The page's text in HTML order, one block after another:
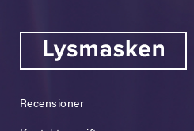
Recensioner